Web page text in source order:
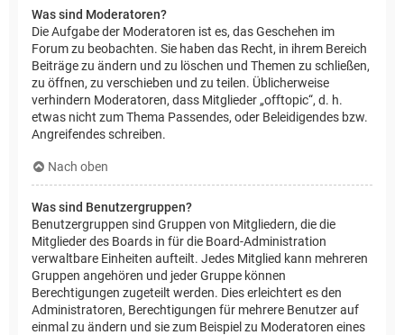
Was sind Moderatoren?
Die Aufgabe der Moderatoren ist es, das Geschehen im
Forum zu beobachten. Sie haben das Recht, in ihrem Bereich
Beiträge zu ändern und zu löschen und Themen zu schließen,
zu öffnen, zu verschieben und zu teilen. Üblicherweise
verhindern Moderatoren, dass Mitglieder „offtopic“, d. h.
etwas nicht zum Thema Passendes, oder Beleidigendes bzw.
Angreifendes schreiben.
Nach oben
Was sind Benutzergruppen?
Benutzergruppen sind Gruppen von Mitgliedern, die die
Mitglieder des Boards in für die Board-Administration
verwaltbare Einheiten aufteilt. Jedes Mitglied kann mehreren
Gruppen angehören und jeder Gruppe können
Berechtigungen zugeteilt werden. Dies erleichtert es den
Administratoren, Berechtigungen für mehrere Benutzer auf
einmal zu ändern und sie zum Beispiel zu Moderatoren eines